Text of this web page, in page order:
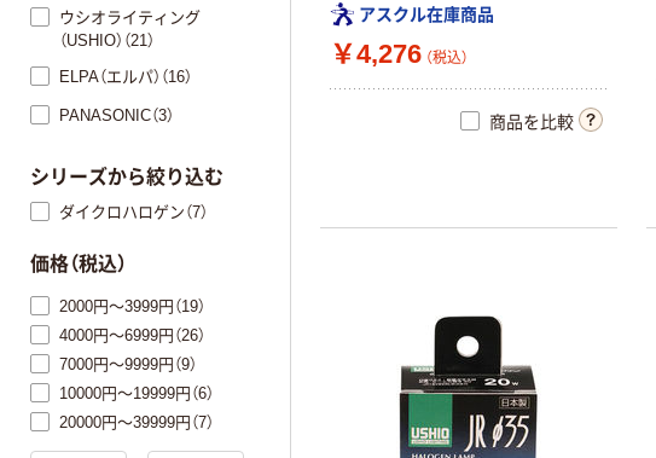
アスクル在庫商品
￥4,276 （税込）
商品を比較
ウシオライティング
（USHIO）（21）
ELPA（エルパ）（16）
PANASONIC（3）
シリーズから絞り込む
ダイクロハロゲン（7）
価格（税込）
2000円～3999円（19）
4000円～6999円（26）
7000円～9999円（9）
10000円～19999円（6）
20000円～39999円（7）